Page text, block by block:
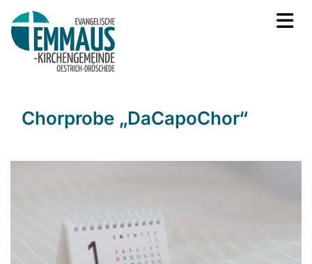
Chorprobe „DaCapoChor“